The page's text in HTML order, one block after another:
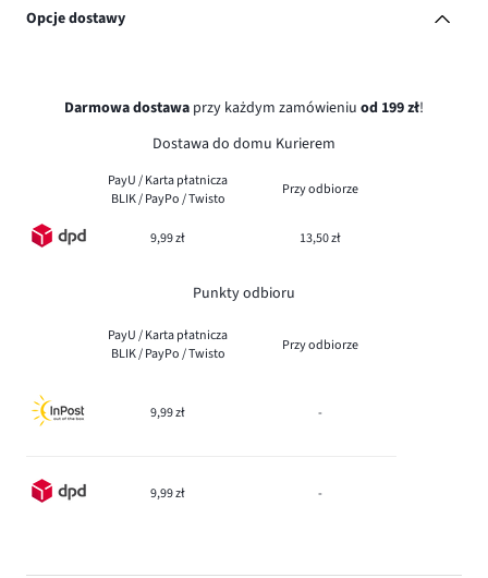
Opcje dostawy
Darmowa dostawa przy każdym zamówieniu od 199 zł!
Dostawa do domu Kurierem
PayU / Karta płatnicza
BLIK / PayPo / Twisto
Przy odbiorze
9,99 zł 13,50 zł
Punkty odbioru
PayU / Karta płatnicza
BLIK / PayPo / Twisto
Przy odbiorze
9,99 zł -
9,99 zł -